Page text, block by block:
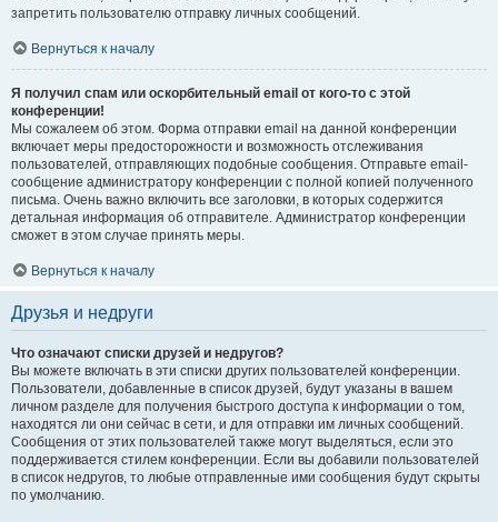
запретить пользователю отправку личных сообщений.
Вернуться к началу
Я получил спам или оскорбительный email от кого-то с этой
конференции!
Мы сожалеем об этом. Форма отправки email на данной конференции
включает меры предосторожности и возможность отслеживания
пользователей, отправляющих подобные сообщения. Отправьте email-
сообщение администратору конференции с полной копией полученного
письма. Очень важно включить все заголовки, в которых содержится
детальная информация об отправителе. Администратор конференции
сможет в этом случае принять меры.
Вернуться к началу
Друзья и недруги
Что означают списки друзей и недругов?
Вы можете включать в эти списки других пользователей конференции.
Пользователи, добавленные в список друзей, будут указаны в вашем
личном разделе для получения быстрого доступа к информации о том,
находятся ли они сейчас в сети, и для отправки им личных сообщений.
Сообщения от этих пользователей также могут выделяться, если это
поддерживается стилем конференции. Если вы добавили пользователей
в список недругов, то любые отправленные ими сообщения будут скрыты
по умолчанию.